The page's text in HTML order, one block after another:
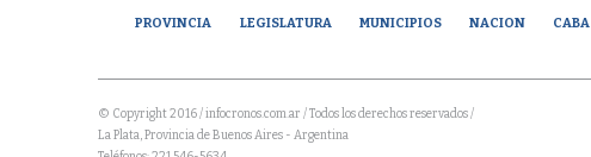
PROVINCIA LEGISLATURA MUNICIPIOS NACION CABA
© Copyright 2016 / infocronos.com.ar / Todos los derechos reservados /
La Plata, Provincia de Buenos Aires - Argentina